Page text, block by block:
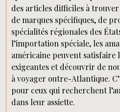
des articles difficiles à trouver
de marques spécifiques, de
spécialités régionales des
l’importation spéciale, les
américaine peuvent satisfaire
exigeantes et découvrir de
à voyager outre-Atlantique.
pour ceux qui recherchent
dans leur assiette.